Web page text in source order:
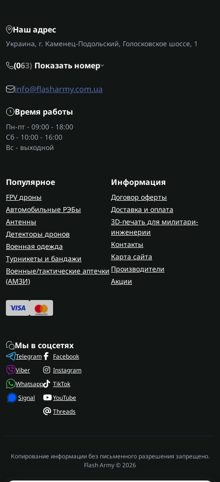
Наш адрес
Украина, г. Каменец-Подольский, Голосковское шоссе, 1
(063) Показать номер
info@flasharmy.com.ua
Время работы
Пн-пт - 09:00 - 18:00
Сб - 10:00 - 16:00
Вс - выходной
Популярное
FPV дроны
Автомобильные РЭБы
Антенны
Детекторы дронов
Военная одежда
Турникеты и бандажи
Военные/тактические аптечки
(AMЗИ)
Информация
Договор оферты
Доставка и оплата
3D-печать для милитари-
инженерии
Контакты
Карта сайта
Производители
Акции
Мы в соцсетях
Telegram
Viber
Whatsapp
Signal
Facebook
Instagram
TikTok
YouTube
Threads
Копирование информации без письменного разрешения запрещено.
Flash Army © 2026